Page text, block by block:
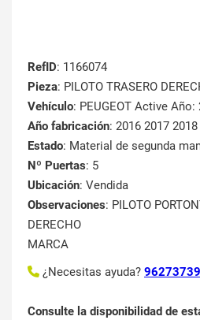
RefID: 1166074
Pieza: PILOTO TRASERO
Vehículo: PEUGEOT Active Año:
Año fabricación: 2016 2017
Estado: Material de segunda
Nº Puertas: 5
Ubicación: Vendida
Observaciones: PILOTO
DERECHO
MARCA
¿Necesitas ayuda?
Consulte la disponibilidad de